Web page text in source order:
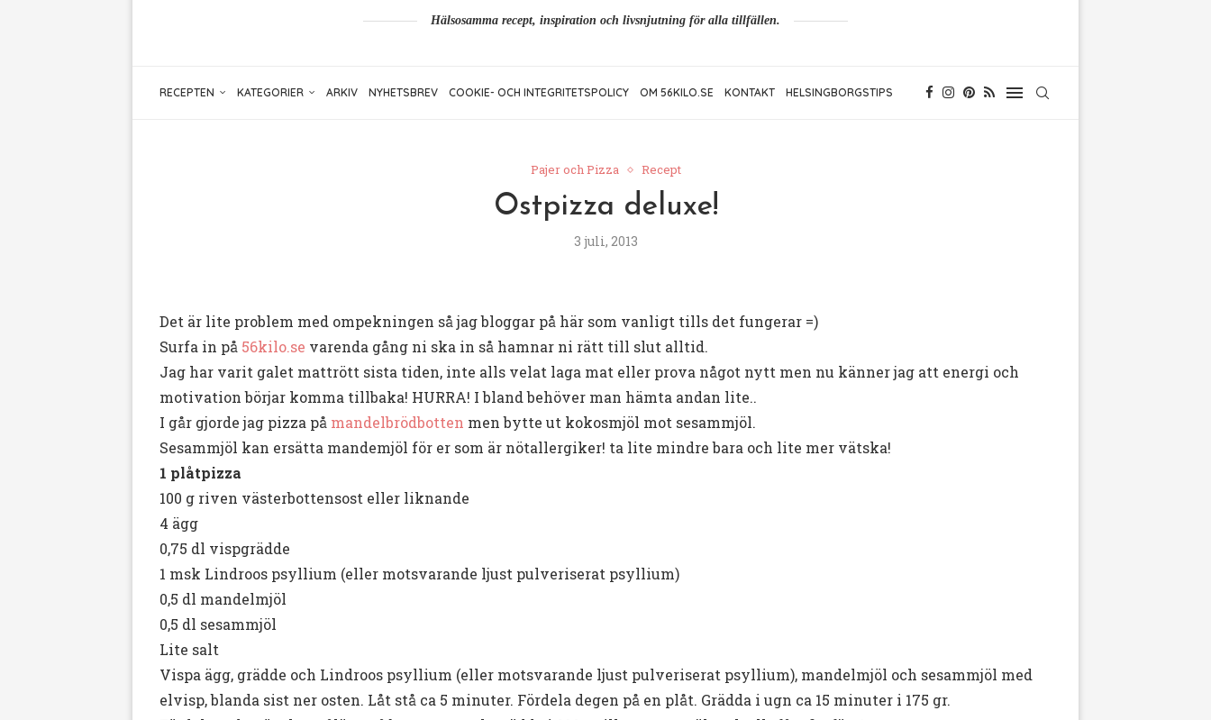
Hälsosamma recept, inspiration och livsnjutning för alla tillfällen.
RECEPTEN KATEGORIER ARKIV NYHETSBREV COOKIE- OCH INTEGRITETSPOLICY OM 56KILO.SE KONTAKT HELSINGBORGSTIPS
Pajer och Pizza Recept
Ostpizza deluxe!
3 juli, 2013
Det är lite problem med ompekningen så jag bloggar på här som vanligt tills det fungerar =)
Surfa in på 56kilo.se varenda gång ni ska in så hamnar ni rätt till slut alltid.
Jag har varit galet mattrött sista tiden, inte alls velat laga mat eller prova något nytt men nu känner jag att energi och
motivation börjar komma tillbaka! HURRA! I bland behöver man hämta andan lite..
I går gjorde jag pizza på mandelbrödbotten men bytte ut kokosmjöl mot sesammjöl.
Sesammjöl kan ersätta mandemjöl för er som är nötallergiker! ta lite mindre bara och lite mer vätska!
1 plåtpizza
100 g riven västerbottensost eller liknande
4 ägg
0,75 dl vispgrädde
1 msk Lindroos psyllium (eller motsvarande ljust pulveriserat psyllium)
0,5 dl mandelmjöl
0,5 dl sesammjöl
Lite salt
Vispa ägg, grädde och Lindroos psyllium (eller motsvarande ljust pulveriserat psyllium), mandelmjöl och sesammjöl med
elvisp, blanda sist ner osten. Låt stå ca 5 minuter. Fördela degen på en plåt. Grädda i ugn ca 15 minuter i 175 gr.